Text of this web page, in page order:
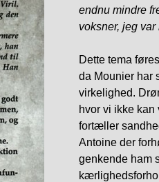
endnu mindre
voksner, jeg
Dette tema
da Mounier har
virkelighed.
hvor vi ikke
fortæller
Antoine der
genkende ham